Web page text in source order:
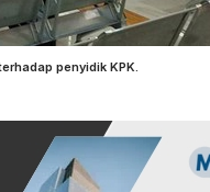
penyidik KPK.